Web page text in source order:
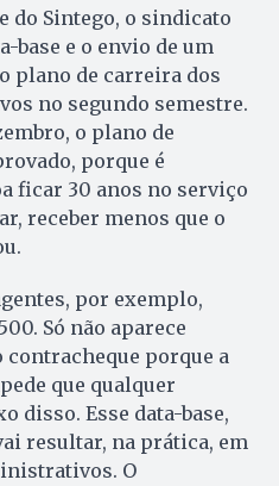
do Sintego, o sindicato
base e o envio de um
plano de carreira dos
no segundo semestre.
o plano de
porque é
ficar 30 anos no serviço
receber menos que o
por exemplo,
Só não aparece
porque a
que qualquer
disso. Esse data-base,
resultar, na prática, em
O